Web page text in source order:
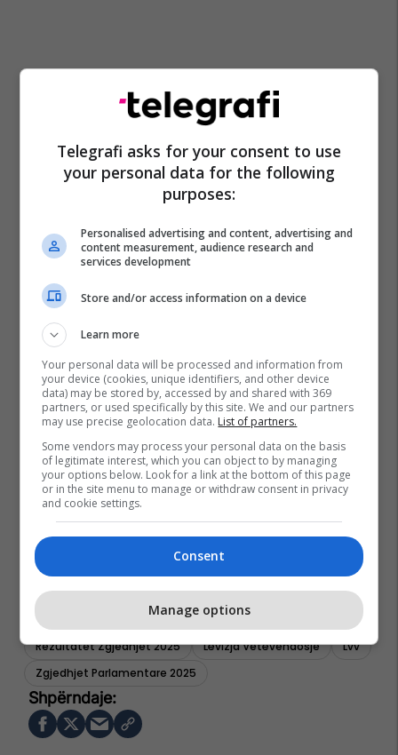
Rezultatet Zgjedhjet 2025 Lëvizja Vetëvendosje
Lvv
Zgjedhjet Parlamentare 2025
Telegrafi asks for your consent to use
your personal data for the following
purposes:
Personalised advertising and content, advertising and
content measurement, audience research and
services development
Store and/or access information on a device
Learn more
Your personal data will be processed and information from
your device (cookies, unique identifiers, and other device
data) may be stored by, accessed by and shared with 369
partners, or used specifically by this site. We and our partners
may use precise geolocation data. List of partners.
Some vendors may process your personal data on the basis
of legitimate interest, which you can object to by managing
your options below. Look for a link at the bottom of this page
or in the site menu to manage or withdraw consent in privacy
and cookie settings.
Consent
Manage options